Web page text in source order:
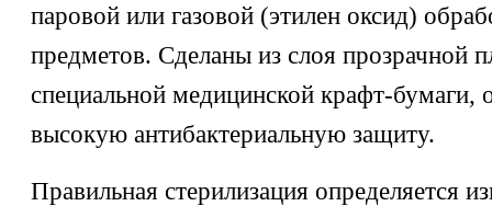
паровой или газовой (этилен оксид)
предметов. Сделаны из слоя прозрачной
специальной медицинской крафт-бумаги,
высокую антибактериальную защиту.
Правильная стерилизация определяется